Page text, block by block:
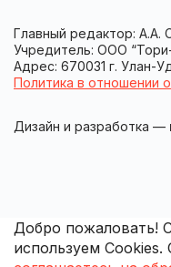
Главный редактор: А.А.
Учредитель: ООО
Адрес: 670031 г. Улан-
Политика в отношении
Дизайн и разработка —
Добро пожаловать!
используем